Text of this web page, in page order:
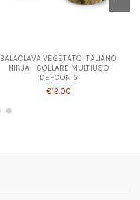
BALACLAVA VEGETATO ITALIANO
NINJA - COLLARE MULTIUSO
DEFCON 5
€12.00